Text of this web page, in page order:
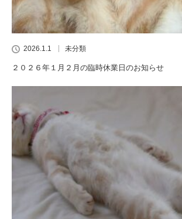
2026.1.1 未分類
２０２６年１月２月の臨時休業日のお知らせ